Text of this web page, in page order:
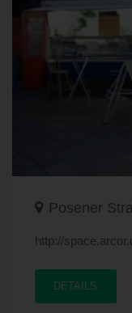
Posener
http://
DETAILS